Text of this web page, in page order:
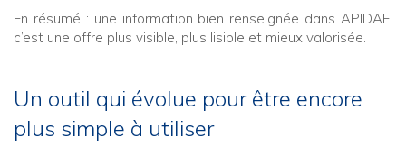
En résumé : une information bien renseignée dans APIDAE,
c’est une offre plus visible, plus lisible et mieux valorisée.
Un outil qui évolue pour être encore
plus simple à utiliser